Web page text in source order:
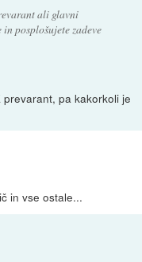
ali glavni
posplošujete zadeve
pa kakorkoli je
in vse ostale...